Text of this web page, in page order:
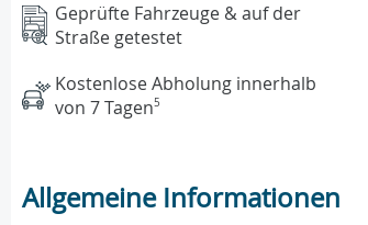
Geprüfte Fahrzeuge & auf der
Straße getestet
Kostenlose Abholung innerhalb
von 7 Tagen5
Allgemeine Informationen